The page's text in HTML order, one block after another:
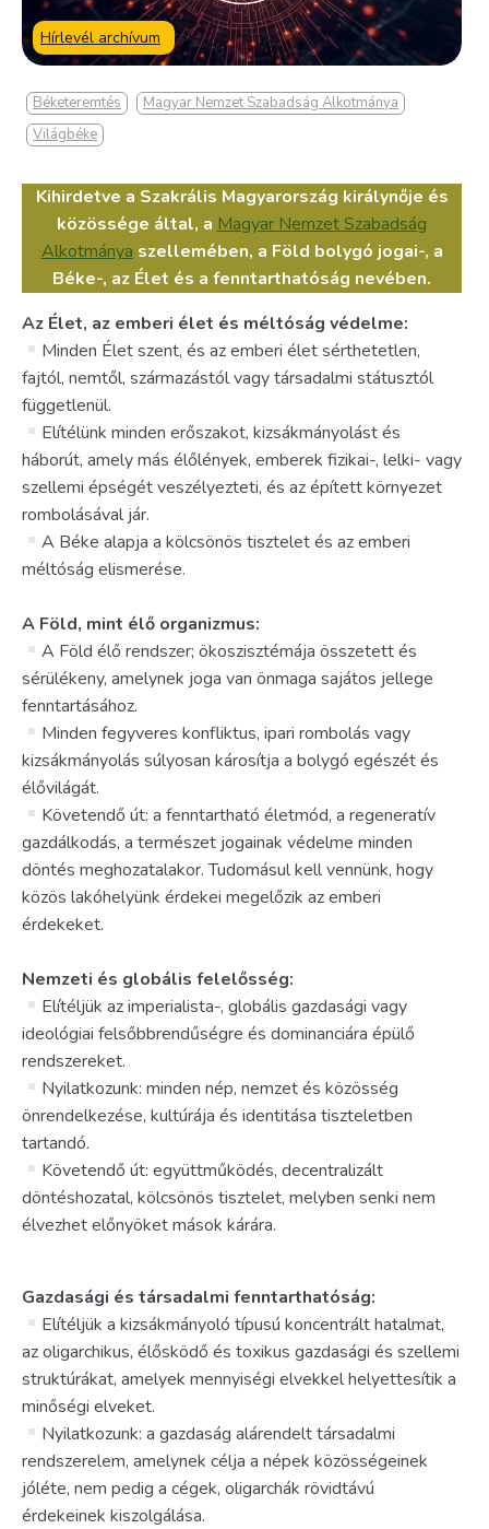
Hírlevél archívum
Béketeremtés
Magyar Nemzet Szabadság Alkotmánya
Világbéke
Kihirdetve a Szakrális Magyarország királynője és
közössége által, a Magyar Nemzet Szabadság
Alkotmánya szellemében, a Föld bolygó jogai-, a
Béke-, az Élet és a fenntarthatóság nevében.
Az Élet, az emberi élet és méltóság védelme:
Minden Élet szent, és az emberi élet sérthetetlen,
fajtól, nemtől, származástól vagy társadalmi státusztól
függetlenül.
Elítélünk minden erőszakot, kizsákmányolást és
háborút, amely más élőlények, emberek fizikai-, lelki- vagy
szellemi épségét veszélyezteti, és az épített környezet
rombolásával jár.
A Béke alapja a kölcsönös tisztelet és az emberi
méltóság elismerése.
A Föld, mint élő organizmus:
A Föld élő rendszer; ökoszisztémája összetett és
sérülékeny, amelynek joga van önmaga sajátos jellege
fenntartásához.
Minden fegyveres konfliktus, ipari rombolás vagy
kizsákmányolás súlyosan károsítja a bolygó egészét és
élővilágát.
Követendő út: a fenntartható életmód, a regeneratív
gazdálkodás, a természet jogainak védelme minden
döntés meghozatalakor. Tudomásul kell vennünk, hogy
közös lakóhelyünk érdekei megelőzik az emberi
érdekeket.
Nemzeti és globális felelősség:
Elítéljük az imperialista-, globális gazdasági vagy
ideológiai felsőbbrendűségre és dominanciára épülő
rendszereket.
Nyilatkozunk: minden nép, nemzet és közösség
önrendelkezése, kultúrája és identitása tiszteletben
tartandó.
Követendő út: együttműködés, decentralizált
döntéshozatal, kölcsönös tisztelet, melyben senki nem
élvezhet előnyöket mások kárára.
Gazdasági és társadalmi fenntarthatóság:
Elítéljük a kizsákmányoló típusú koncentrált hatalmat,
az oligarchikus, élősködő és toxikus gazdasági és szellemi
struktúrákat, amelyek mennyiségi elvekkel helyettesítik a
minőségi elveket.
Nyilatkozunk: a gazdaság alárendelt társadalmi
rendszerelem, amelynek célja a népek közösségeinek
jóléte, nem pedig a cégek, oligarchák rövidtávú
érdekeinek kiszolgálása.